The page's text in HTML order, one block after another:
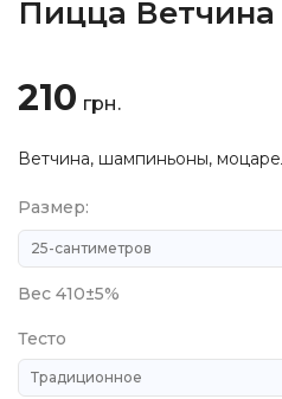
Пицца
210 грн.
Ветчина, шампиньоны,
Размер:
Вес 410±5%
Тесто